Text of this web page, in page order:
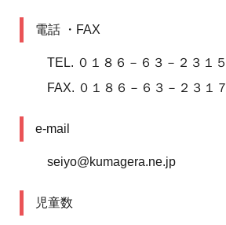
電話 ・FAX
TEL. ０１８６－６３－２３１５
FAX. ０１８６－６３－２３１７
e-mail
seiyo@kumagera.ne.jp
児童数